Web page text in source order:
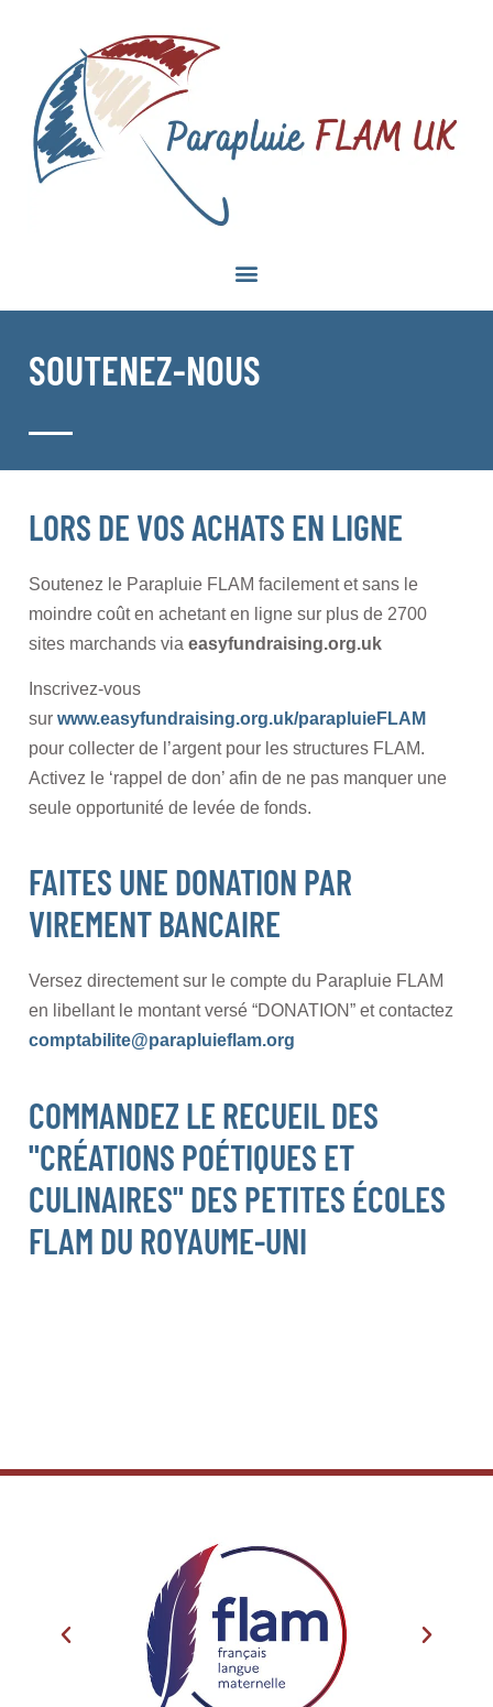
SOUTENEZ-NOUS​
LORS DE VOS ACHATS EN LIGNE
Soutenez le Parapluie FLAM facilement et sans le
moindre coût en achetant en ligne sur plus de 2700
sites marchands via easyfundraising.org.uk
Inscrivez-vous
sur www.easyfundraising.org.uk/parapluieFLAM
pour collecter de l’argent pour les structures FLAM.
Activez le ‘rappel de don’ afin de ne pas manquer une
seule opportunité de levée de fonds.
FAITES UNE DONATION PAR
VIREMENT BANCAIRE
Versez directement sur le compte du Parapluie FLAM
en libellant le montant versé “DONATION” et contactez
comptabilite@parapluieflam.org
COMMANDEZ LE RECUEIL DES
"CRÉATIONS POÉTIQUES ET
CULINAIRES" DES PETITES ÉCOLES
FLAM DU ROYAUME-UNI